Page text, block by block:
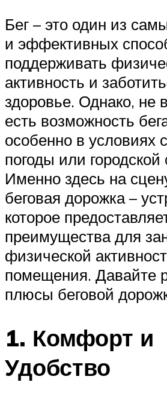
Бег – это один из
и эффективных
поддерживать
активность и
здоровье. Однако, не
есть возможность
особенно в условиях
погоды или городской
Именно здесь на
беговая дорожка –
которое
преимущества для
физической
помещения. Давайте
плюсы беговой
1. Комфорт и
Удобство